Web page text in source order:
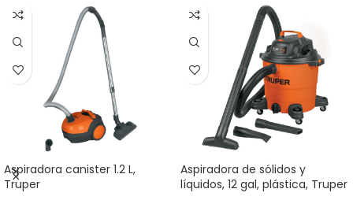
Aspiradora canister 1.2 L,
Truper
Aspiradora de sólidos y
líquidos, 12 gal, plástica, Truper